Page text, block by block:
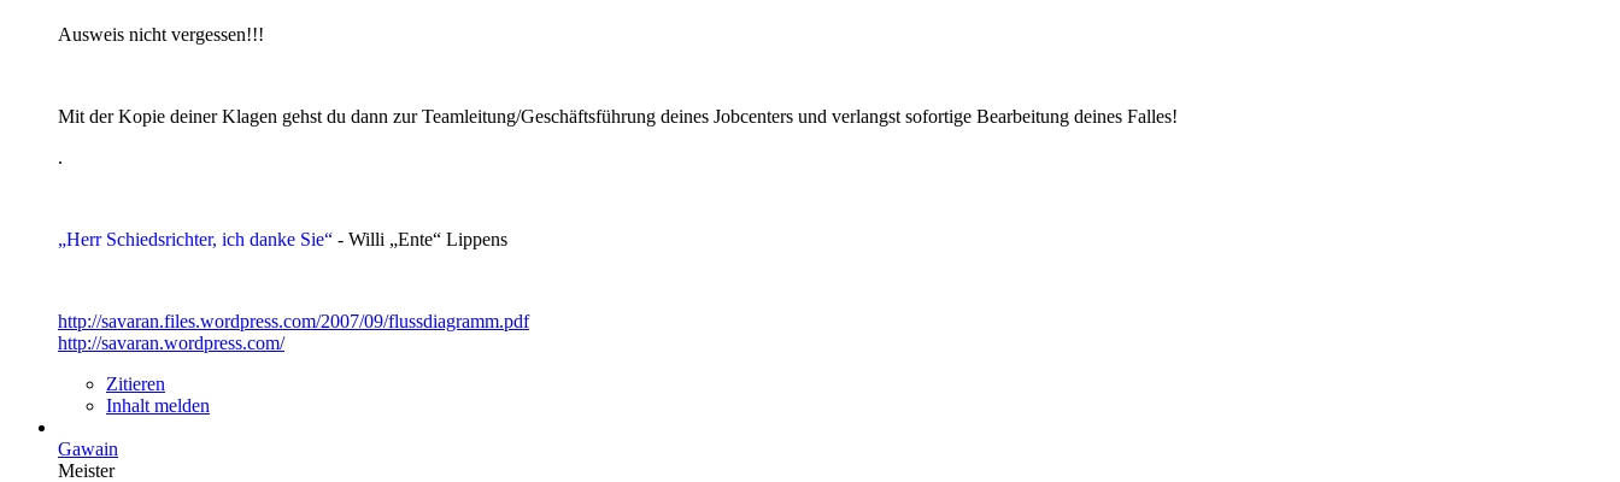
Ausweis nicht vergessen!!!
Mit der Kopie deiner Klagen gehst du dann zur Teamleitung/Geschäftsführung deines Jobcenters und verlangst sofortige Bearbeitung deines Falles!
.
„Herr Schiedsrichter, ich danke Sie“ - Willi „Ente“ Lippens
http://savaran.files.wordpress.com/2007/09/flussdiagramm.pdf
http://savaran.wordpress.com/
Zitieren
Inhalt melden
Gawain
Meister